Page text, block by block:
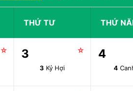
THỨ TƯ THỨ
☆ 3 ☆
3 Kỷ Hợi
4
4